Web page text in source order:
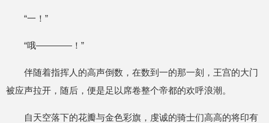
“一！”
“哦————！”
伴随着指挥人的高声倒数，在数到一的那一刻，王宫的大门
被应声拉开，随后，便是足以席卷整个帝都的欢呼浪潮。
自天空落下的花瓣与金色彩旗，虔诚的骑士们高高的将印有